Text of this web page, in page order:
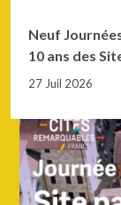
Neuf
10 ans des
27 Juil 2026